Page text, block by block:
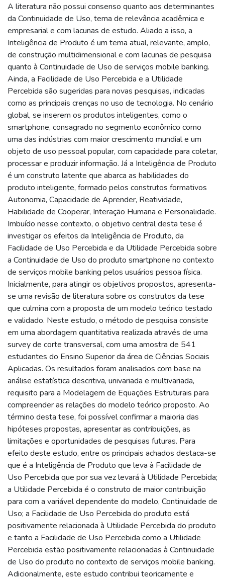
A literatura não possui consenso quanto aos determinantes
da Continuidade de Uso, tema de relevância acadêmica e
empresarial e com lacunas de estudo. Aliado a isso, a
Inteligência de Produto é um tema atual, relevante, amplo,
de construção multidimensional e com lacunas de pesquisa
quanto à Continuidade de Uso de serviços mobile banking.
Ainda, a Facilidade de Uso Percebida e a Utilidade
Percebida são sugeridas para novas pesquisas, indicadas
como as principais crenças no uso de tecnologia. No cenário
global, se inserem os produtos inteligentes, como o
smartphone, consagrado no segmento econômico como
uma das indústrias com maior crescimento mundial e um
objeto de uso pessoal popular, com capacidade para coletar,
processar e produzir informação. Já a Inteligência de Produto
é um construto latente que abarca as habilidades do
produto inteligente, formado pelos construtos formativos
Autonomia, Capacidade de Aprender, Reatividade,
Habilidade de Cooperar, Interação Humana e Personalidade.
Imbuído nesse contexto, o objetivo central desta tese é
investigar os efeitos da Inteligência de Produto, da
Facilidade de Uso Percebida e da Utilidade Percebida sobre
a Continuidade de Uso do produto smartphone no contexto
de serviços mobile banking pelos usuários pessoa física.
Inicialmente, para atingir os objetivos propostos, apresenta-
se uma revisão de literatura sobre os construtos da tese
que culmina com a proposta de um modelo teórico testado
e validado. Neste estudo, o método de pesquisa consiste
em uma abordagem quantitativa realizada através de uma
survey de corte transversal, com uma amostra de 541
estudantes do Ensino Superior da área de Ciências Sociais
Aplicadas. Os resultados foram analisados com base na
análise estatística descritiva, univariada e multivariada,
requisito para a Modelagem de Equações Estruturais para
compreender as relações do modelo teórico proposto. Ao
término desta tese, foi possível confirmar a maioria das
hipóteses propostas, apresentar as contribuições, as
limitações e oportunidades de pesquisas futuras. Para
efeito deste estudo, entre os principais achados destaca-se
que é a Inteligência de Produto que leva à Facilidade de
Uso Percebida que por sua vez levará à Utilidade Percebida;
a Utilidade Percebida é o construto de maior contribuição
para com a variável dependente do modelo, Continuidade de
Uso; a Facilidade de Uso Percebida do produto está
positivamente relacionada à Utilidade Percebida do produto
e tanto a Facilidade de Uso Percebida como a Utilidade
Percebida estão positivamente relacionadas à Continuidade
de Uso do produto no contexto de serviços mobile banking.
Adicionalmente, este estudo contribui teoricamente e